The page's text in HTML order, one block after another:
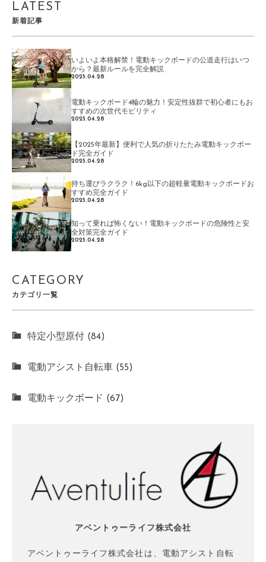
LATEST
新着記事
いよいよ本格解禁！電動キックボードの公道走行はいつ
から？最新ルールを完全解説
2025.04.28
電動キックボード4輪の魅力！安定性抜群で初心者にもお
すすめの次世代モビリティ
2025.04.28
【2025年最新】便利で人気の折りたたみ電動キックボー
ド完全ガイド
2025.04.28
持ち運びラクラク！6kg以下の超軽量電動キックボードお
すすめ完全ガイド
2025.04.28
知って乗れば怖くない！電動キックボードの危険性と安
全対策完全ガイド
2025.04.28
CATEGORY
カテゴリ一覧
特定小型原付 (84)
電動アシスト自転車 (55)
電動キックボード (67)
アベントゥーライフ株式会社
アベントゥーライフ株式会社は、電動アシスト自転